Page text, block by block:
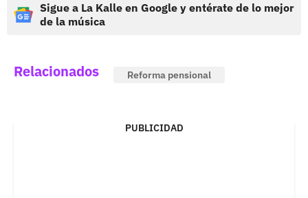
Sigue a La Kalle en Google y entérate de lo mejor
de la música
Relacionados Reforma pensional
PUBLICIDAD